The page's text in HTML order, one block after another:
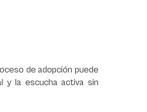
de adopción puede
y la escucha activa sin